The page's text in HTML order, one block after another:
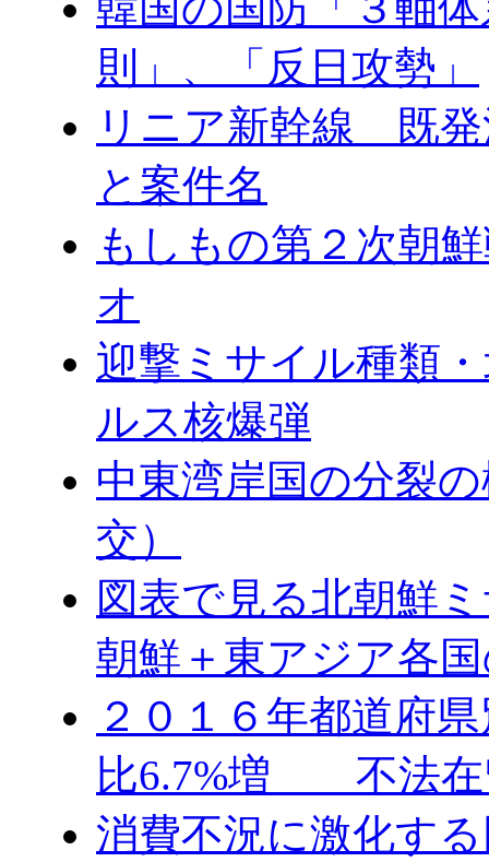
則」、「反日攻勢」
リニア新幹線 既発
と案件名
もしもの第２次朝
オ
迎撃ミサイル種類
ルス核爆弾
中東湾岸国の分裂
交）
図表で見る北朝鮮
朝鮮＋東アジア各
２０１６年都道府
比6.7%増 不法在
消費不況に激化す